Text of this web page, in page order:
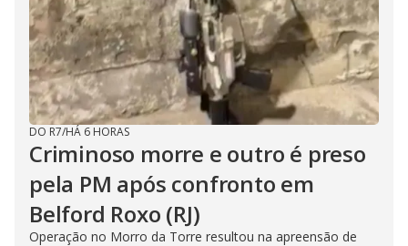
DO R7/HÁ 6 HORAS
Criminoso morre e outro é preso
pela PM após confronto em
Belford Roxo (RJ)
Operação no Morro da Torre resultou na apreensão de